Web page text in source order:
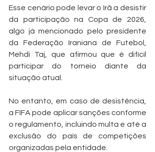
Esse cenário pode levar o Irã a desistir
da participação na Copa de 2026,
algo já mencionado pelo presidente
da Federação Iraniana de Futebol,
Mehdi Taj, que afirmou que é difícil
participar do torneio diante da
situação atual.
No entanto, em caso de desistência,
a FIFA pode aplicar sanções conforme
o regulamento, incluindo multa e até a
exclusão do país de competições
organizadas pela entidade.